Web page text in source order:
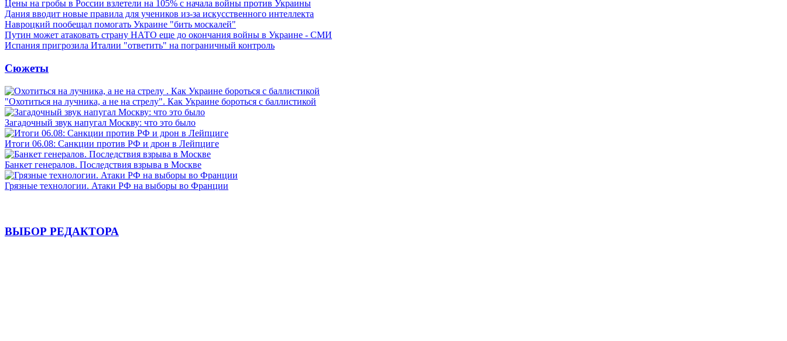
Цены на гробы в России взлетели на 105% с начала войны против Украины
Дания вводит новые правила для учеников из-за искусственного интеллекта
Навроцкий пообещал помогать Украине "бить москалей"
Путин может атаковать страну НАТО еще до окончания войны в Украине - СМИ
Испания пригрозила Италии "ответить" на пограничный контроль
Сюжеты
"Охотиться на лучника, а не на стрелу". Как Украине бороться с баллистикой
Загадочный звук напугал Москву: что это было
Итоги 06.08: Санкции против РФ и дрон в Лейпциге
Банкет генералов. Последствия взрыва в Москве
Грязные технологии. Атаки РФ на выборы во Франции
ВЫБОР РЕДАКТОРА